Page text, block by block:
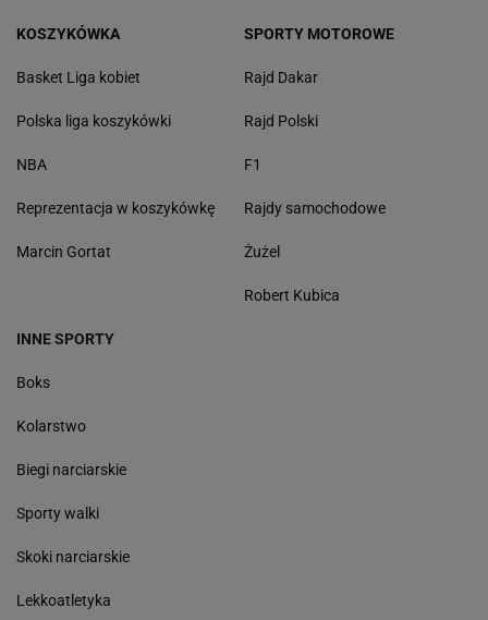
KOSZYKÓWKA
Basket Liga kobiet
Polska liga koszykówki
NBA
Reprezentacja w koszykówkę
Marcin Gortat
SPORTY MOTOROWE
Rajd Dakar
Rajd Polski
F1
Rajdy samochodowe
Żużel
Robert Kubica
INNE SPORTY
Boks
Kolarstwo
Biegi narciarskie
Sporty walki
Skoki narciarskie
Lekkoatletyka